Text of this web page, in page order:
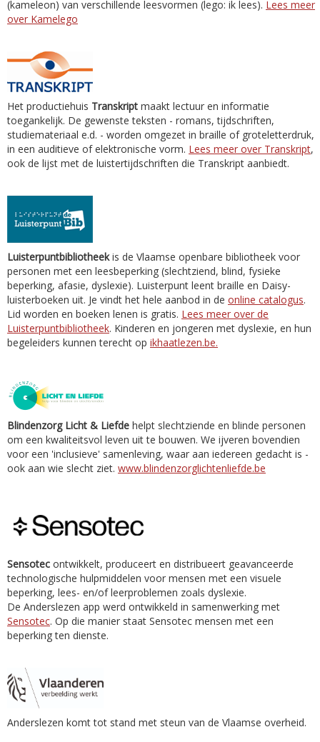
(kameleon) van verschillende leesvormen (lego: ik lees). Lees meer
over Kamelego
Het productiehuis Transkript maakt lectuur en informatie
toegankelijk. De gewenste teksten - romans, tijdschriften,
studiemateriaal e.d. - worden omgezet in braille of groteletterdruk,
in een auditieve of elektronische vorm. Lees meer over Transkript,
ook de lijst met de luistertijdschriften die Transkript aanbiedt.
Luisterpuntbibliotheekis de Vlaamse openbare bibliotheek voor
personen met een leesbeperking (slechtziend, blind, fysieke
beperking, afasie, dyslexie). Luisterpunt leent braille en Daisy-
luisterboeken uit. Je vindt het hele aanbod in de online catalogus.
Lid worden en boeken lenen is gratis. Lees meer over de
Luisterpuntbibliotheek. Kinderen en jongeren met dyslexie, en hun
begeleiders kunnen terecht op ikhaatlezen.be.
Blindenzorg Licht & Liefde helpt slechtziende en blinde personen
om een kwaliteitsvol leven uit te bouwen. We ijveren bovendien
voor een 'inclusieve' samenleving, waar aan iedereen gedacht is -
ook aan wie slecht ziet. www.blindenzorglichtenliefde.be
Sensotec ontwikkelt, produceert en distribueert geavanceerde
technologische hulpmiddelen voor mensen met een visuele
beperking, lees- en/of leerproblemen zoals dyslexie.
De Anderslezen app werd ontwikkeld in samenwerking met
Sensotec. Op die manier staat Sensotec mensen met een
beperking ten dienste.
Anderslezen komt tot stand met steun van de Vlaamse overheid.